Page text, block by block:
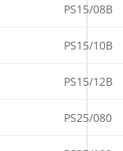
PS15/08B
PS15/10B
PS15/12B
PS25/080